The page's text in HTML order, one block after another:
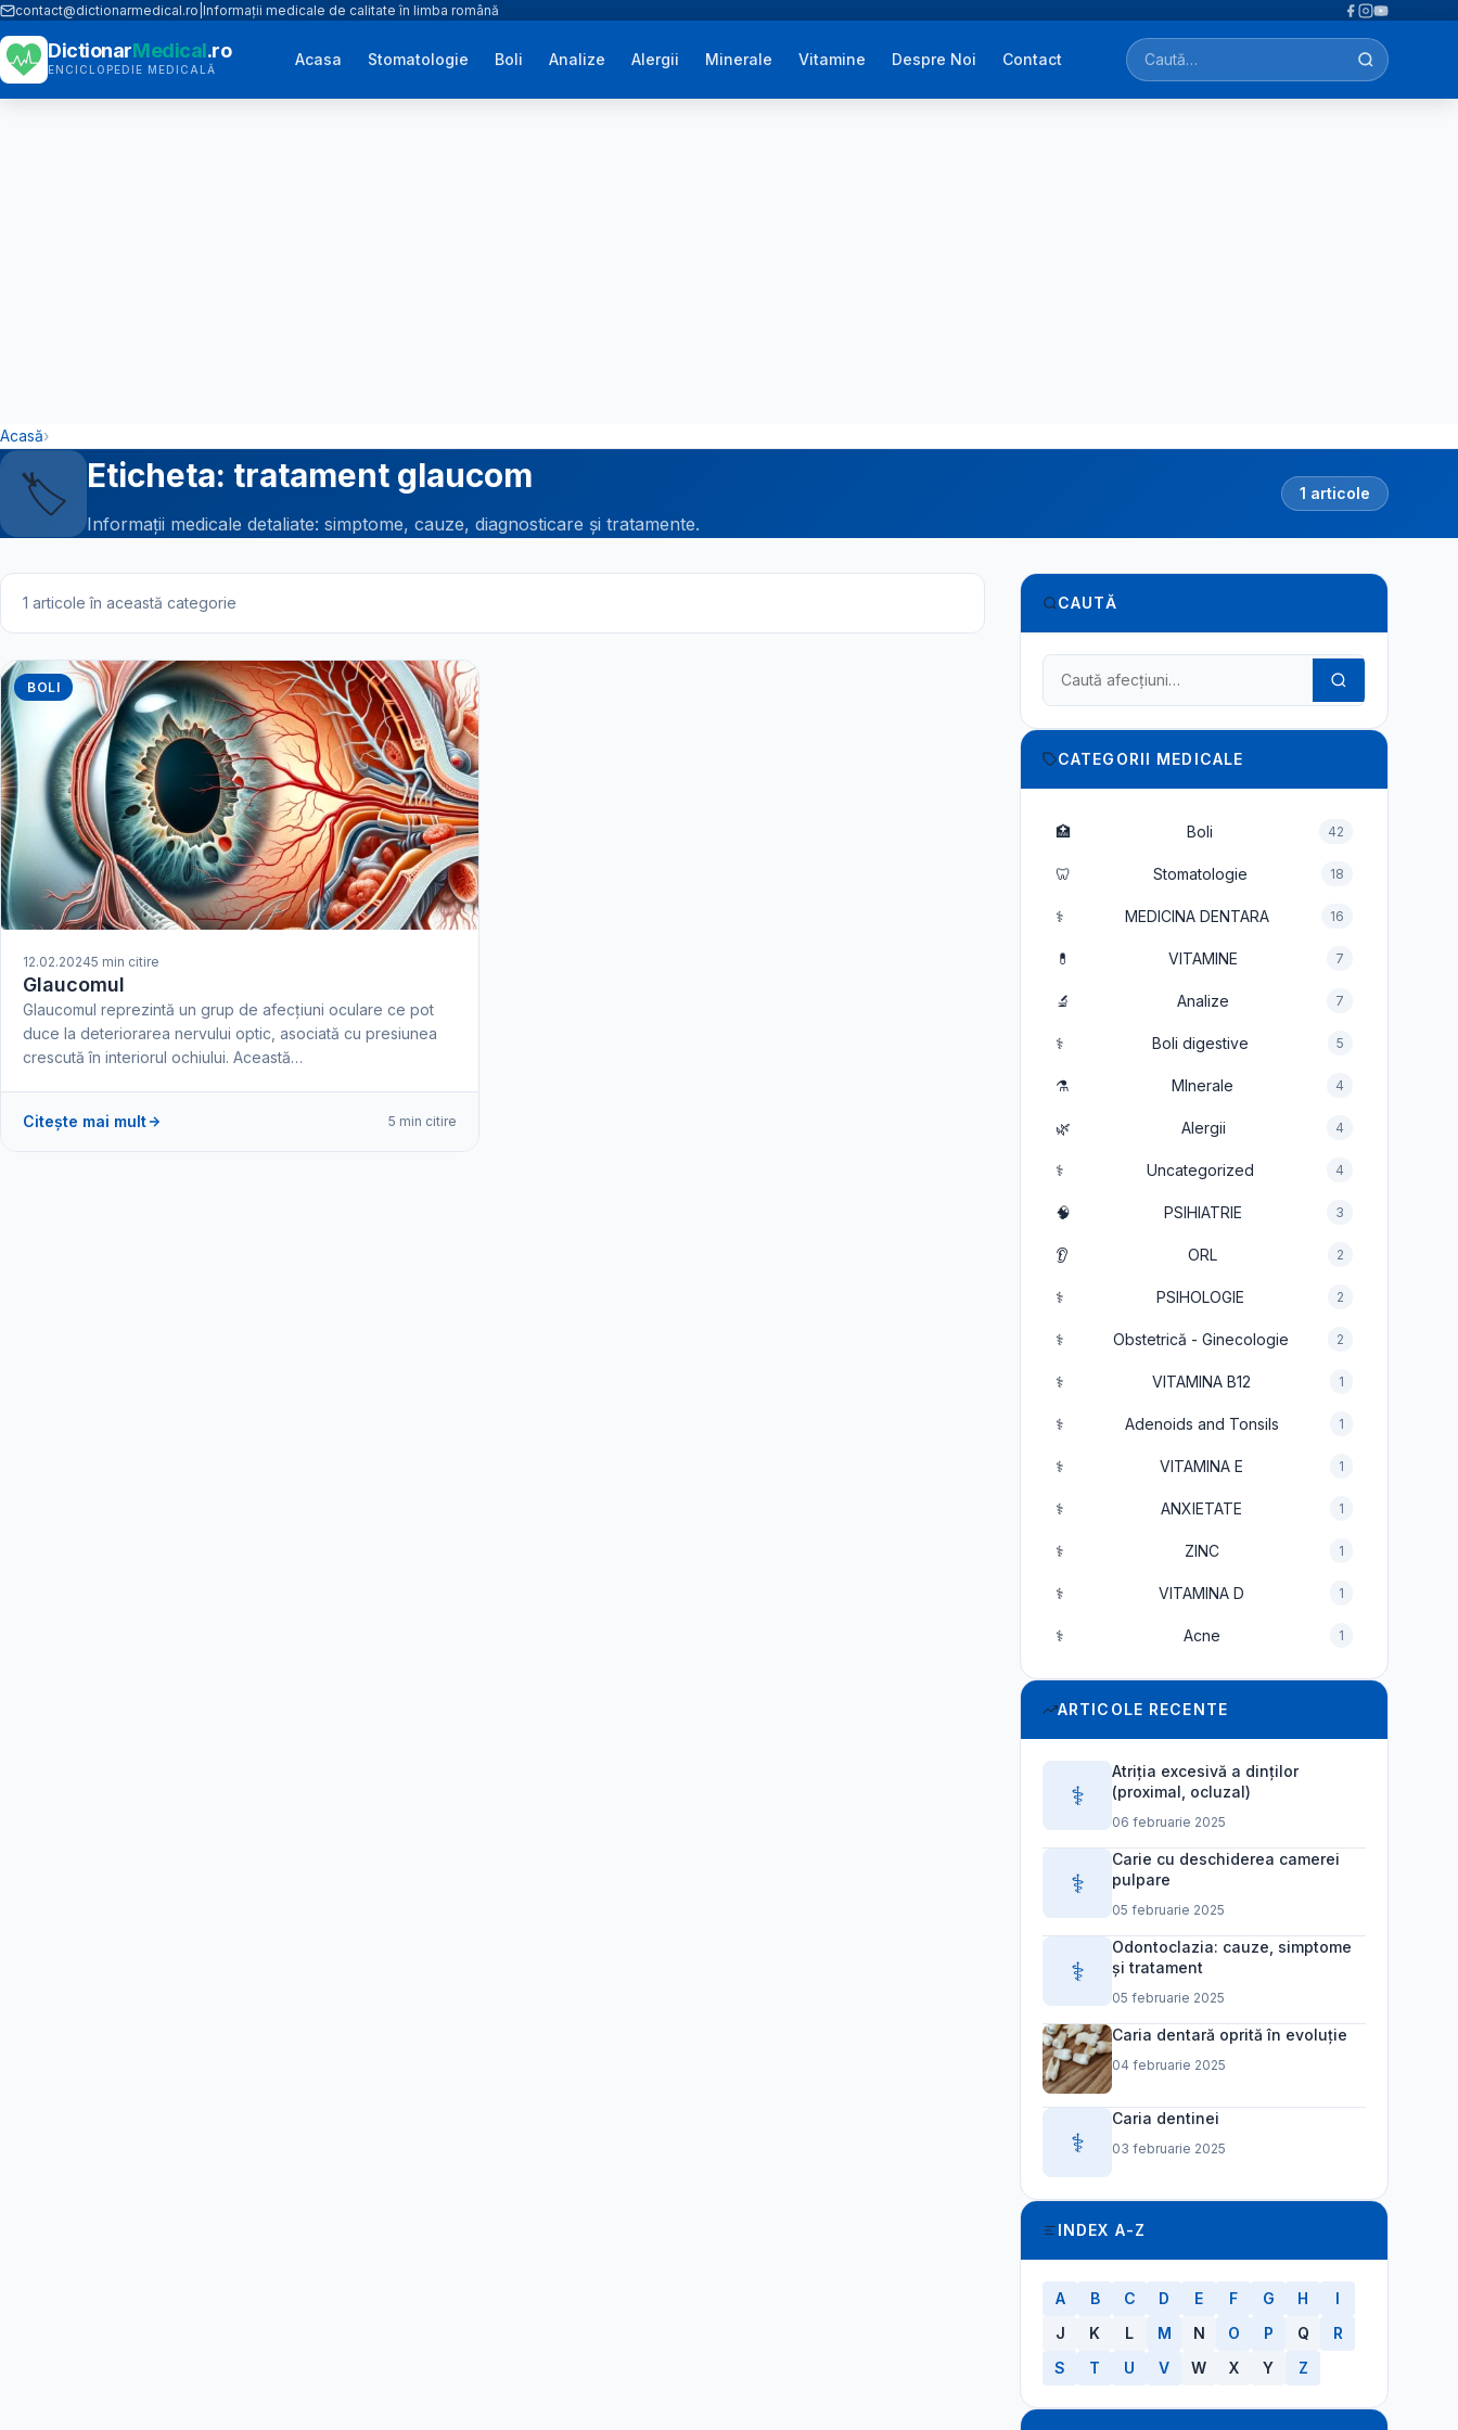
contact@dictionarmedical.ro Informații medicale de calitate în limba română
DictionarMedical.ro
ENCICLOPEDIE MEDICALĂ
Acasa Stomatologie Boli Analize Alergii Minerale Vitamine Despre Noi Contact
Caută afecțiuni, tratamente, simptome…
Acasă›
🏷️ Eticheta: tratament glaucom
Informații medicale detaliate: simptome, cauze, diagnosticare și tratamente.
1 articole
1 articole în această categorie
BOLI
12.02.20245 min citire
Glaucomul
Glaucomul reprezintă un grup de afecțiuni oculare ce pot
duce la deteriorarea nervului optic, asociată cu presiunea
crescută în interiorul ochiului. Această…
Citește mai mult 5 min citire
CAUTĂ
Caută în dicționarul medical
CATEGORII MEDICALE
🏥 Boli 42
🦷 Stomatologie 18
⚕️ MEDICINA DENTARA 16
💊 VITAMINE 7
🔬 Analize 7
⚕️ Boli digestive 5
⚗️ MInerale 4
🌿 Alergii 4
⚕️ Uncategorized 4
🧠 PSIHIATRIE 3
👂 ORL 2
⚕️ PSIHOLOGIE 2
⚕️ Obstetrică - Ginecologie 2
⚕️ VITAMINA B12 1
⚕️ Adenoids and Tonsils 1
⚕️ VITAMINA E 1
⚕️ ANXIETATE 1
⚕️ ZINC 1
⚕️ VITAMINA D 1
⚕️ Acne 1
ARTICOLE RECENTE
⚕️
Atriția excesivă a dinților
(proximal, ocluzal)
06 februarie 2025
⚕️
Carie cu deschiderea camerei
pulpare
05 februarie 2025
⚕️
Odontoclazia: cauze, simptome
și tratament
05 februarie 2025
Caria dentară oprită în evoluție
04 februarie 2025
⚕️
Caria dentinei
03 februarie 2025
INDEX A-Z
A B C D E F G H
I
J
K L M N O P Q
R
S
T U V W X Y Z